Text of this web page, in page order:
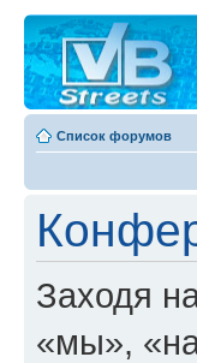
Список форумов
Заходя
«мы»,